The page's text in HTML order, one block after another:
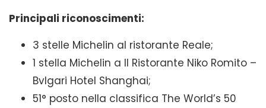
Principali riconoscimenti:
3 stelle Michelin al ristorante Reale;
1 stella Michelin a Il Ristorante Niko Romito –
Bvlgari Hotel Shanghai;
51° posto nella classifica The World’s 50